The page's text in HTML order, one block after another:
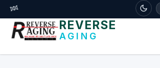
דלג לתוכן הראשי
🧬
REVERSE
AGING